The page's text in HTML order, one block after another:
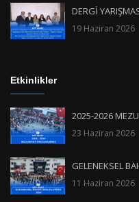
DERGİ
19 Haziran 2026
Etkinlikler
2025-2026
23 Haziran 2026
GELENEKSEL
11 Haziran 2026